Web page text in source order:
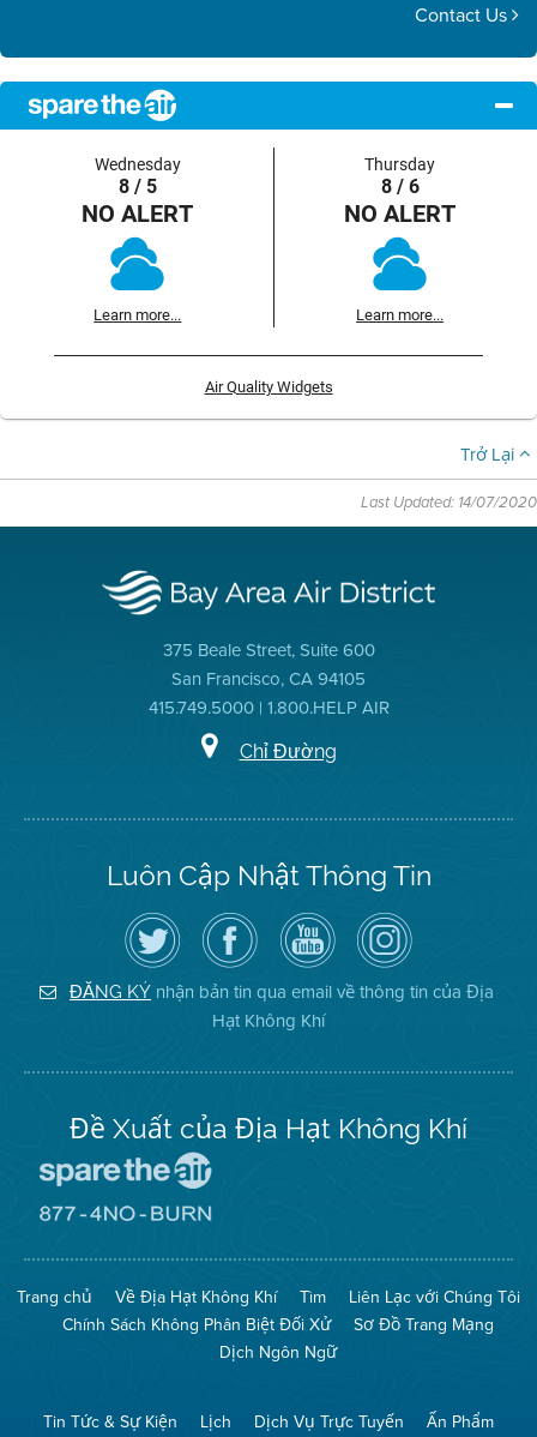
Contact Us
Wednesday
8 / 5
NO ALERT
Learn more...
Thursday
8 / 6
NO ALERT
Learn more...
Air Quality Widgets
Trở Lại
Last Updated: 14/07/2020
375 Beale Street, Suite 600
San Francisco, CA 94105
415.749.5000 | 1.800.HELP AIR
Chỉ Đường
Luôn Cập Nhật Thông Tin
Hãy
theo
dõi
Địa
Hạt
Không
Truy
cập
Trang
Facebook
của
Địa
Hạt
Kênh
YouTube
của
Địa
Hạt
Không
Khí
Air
District
on
Instagram
ĐĂNG KÝ nhận bản tin qua email về thông tin của Địa
Hạt Không Khí
Đề Xuất của Địa Hạt Không Khí
The
(Bảo
Toàn
Không
Khí)
Mạng
No
Burn
(Không
Đốt)
Trang chủ Về Địa Hạt Không Khí Tìm
Liên Lạc với Chúng Tôi
Chính Sách Không Phân Biệt Đối Xử
Sơ Đồ Trang Mạng
Dịch Ngôn Ngữ
Tin Tức & Sự Kiện Lịch Dịch Vụ Trực Tuyến Ấn Phẩm